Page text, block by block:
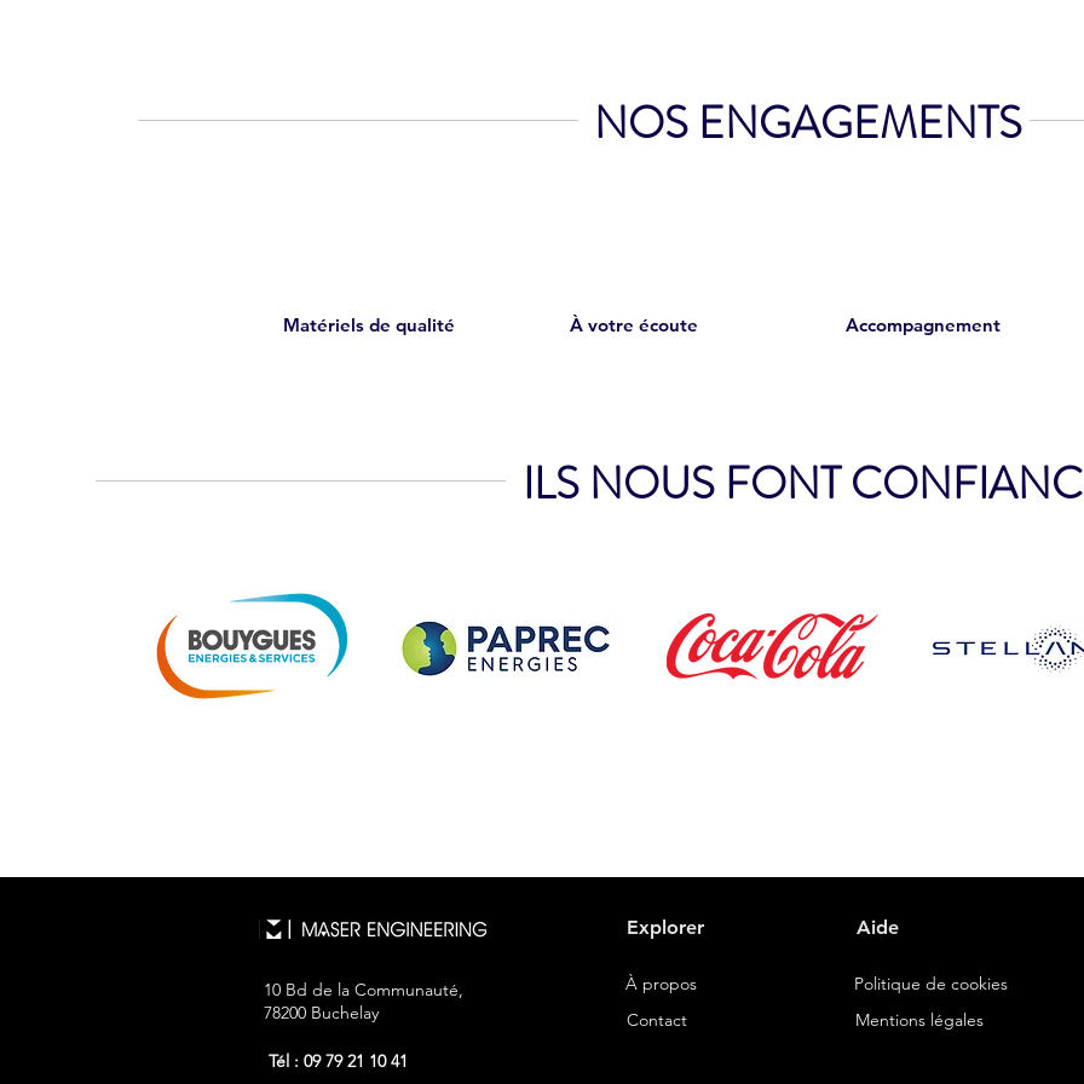
NOS ENGAGEMENTS
Matériels de qualité À votre écoute Accompagnement
ILS NOUS FONT
10 Bd de la Communauté,
78200 Buchelay
Tél : 09 79 21 10 41
Explorer
À propos
Contact
Aide
Politique de cookies
Mentions légales